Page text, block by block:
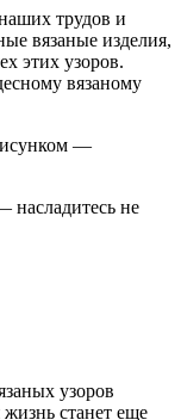
трудов и
вязаные изделия,
этих узоров.
вязаному
—
насладитесь не
узоров
станет еще